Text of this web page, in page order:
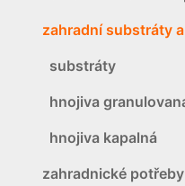
zahradní substráty
substráty
hnojiva
hnojiva kapalná
zahradnické potřeby